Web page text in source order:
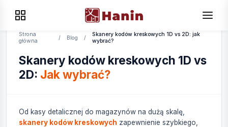
Strona
główna
/ Blog /
Skanery kodów kreskowych 1D vs 2D: jak
wybrać?
Skanery kodów kreskowych 1D vs
2D: Jak wybrać?
Od kasy detalicznej do magazynów na dużą skalę,
skanery kodów kreskowych zapewnienie szybkiego,